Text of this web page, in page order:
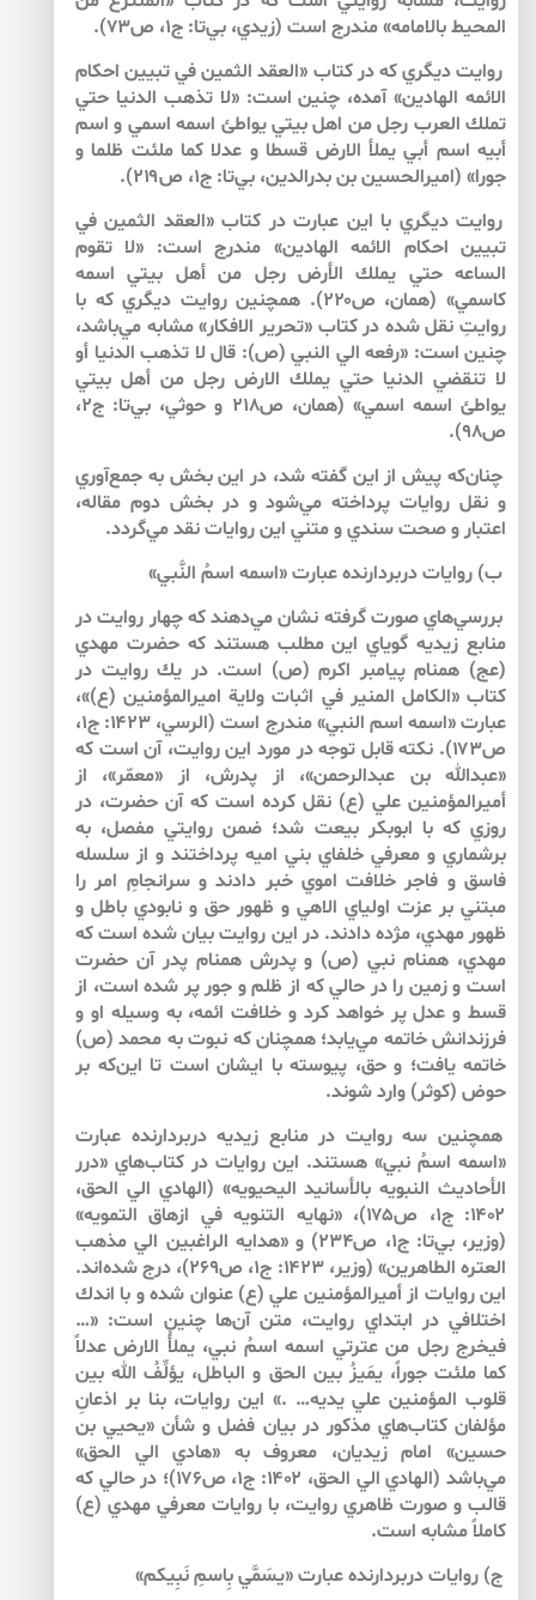
المحيط بالامامه» مندرج است (زيدي، بي‌تا: ج۱، ص۷۳).
روايت ديگري كه در كتاب «العقد الثمين في تبيين احكام
الائمه الهادين» آمده، چنين است: «لا تذهب الدنيا حتي
تملك العرب رجل من اهل بيتي يواطئ اسمه اسمي و اسم
أبيه اسم أبي يملأ الارض قسطا و عدلا كما ملئت ظلما و
جورا» (اميرالحسين بن بدرالدين، بي‌تا: ج۱، ص۲۱۹).
روايت ديگري با اين عبارت در كتاب «العقد الثمين في
تبيين احكام الائمه الهادين» مندرج است: «لا تقوم
الساعه حتي يملك الأرض رجل من أهل بيتي اسمه
كاسمي» (همان، ص۲۲۰). همچنين روايت ديگري كه با
روايتِ نقل شده در كتاب «تحرير الافكار» مشابه مي‌باشد،
چنين است: «رفعه الي النبي (ص): قال لا تذهب الدنيا أو
لا تنقضي الدنيا حتي يملك الارض رجل من أهل بيتي
يواطئ اسمه اسمي» (همان، ص۲۱۸ و حوثي، بي‌تا: ج۲،
ص۹۸).
چنان‌كه پيش از اين گفته شد، در اين بخش به جمع‌آوري
و نقل روايات پرداخته مي‌شود و در بخش دوم مقاله،
اعتبار و صحت سندي و متني اين روايات نقد مي‌گردد.
ب) روايات دربردارنده عبارت «اسمه اسمُ النَّبي»
بررسي‌هاي صورت گرفته نشان مي‌دهند كه چهار روايت در
منابع زيديه گوياي اين مطلب هستند كه حضرت مهدي
(عج) همنام پيامبر اكرم (ص) است. در يك روايت در
كتاب «الكامل المنير في اثبات ولاية اميرالمؤمنين (ع)»،
عبارت «اسمه اسم النبي» مندرج است (الرسي، ۱۴۲۳: ج۱،
ص۱۷۳). نكته قابل توجه در مورد اين روايت، آن است كه
«عبدالله بن عبدالرحمن»، از پدرش، از «معمّر»، از
أميرالمؤمنين علي (ع) نقل كرده است كه آن حضرت، در
روزي كه با ابوبكر بيعت شد؛ ضمن روايتي مفصل، به
برشماري و معرفي خلفاي بني اميه پرداختند و از سلسله‌
فاسق و فاجر خلافت اموي خبر دادند و سرانجامِ امر را
مبتني بر عزت اولياي الاهي و ظهور حق و نابودي باطل و
ظهور مهدي، مژده دادند. در اين روايت بيان شده است كه
مهدي‌، همنام نبي (ص) و پدرش همنام پدر آن حضرت
است و زمين را در حالي كه از ظلم و جور پر شده است، از
قسط و عدل پر خواهد كرد و خلافت ائمه، به وسيله‌ او و
فرزندانش خاتمه مي‌يابد؛ همچنان كه نبوت به محمد (ص)
خاتمه يافت؛ و حق، پيوسته با ايشان است تا اين‌كه بر
حوض (كوثر) وارد شوند.
همچنين سه روايت در منابع زيديه دربردارنده عبارت
«اسمه اسمُ نبي» هستند. اين روايات در كتاب‌هاي «درر
الأحاديث النبويه بالأسانيد اليحيويه» (الهادي الي الحق،
۱۴۰۲: ج۱، ص۱۷۵)، «نهايه التنويه في ازهاق التمويه»
(وزير، بي‌تا: ج۱، ص۲۳۴) و «هدايه الراغبين الي مذهب
العتره الطاهرين» (وزير، ۱۴۲۳: ج۱، ص۲۶۹)، درج شده‌اند.
اين روايات از أميرالمؤمنين علي (ع) عنوان شده و با اندك
اختلافي در ابتداي روايت، متن آن‌ها چنين است: «…
فيخرج رجل من عترتي اسمه اسمُ نبي، يملأُ الارض عدلاً
كما ملئت جوراً، يمَي‍زُ بين الحق و الباطل، يؤلِّفُ الله بين
قلوب المؤمنين علي يديه… .» اين روايات، بنا بر اذعانِ
مؤلفان كتاب‌هاي مذكور در بيان فضل و شأن «يحيي بن
حسين» امام زيديان، معروف به «هادي الي الحق»
مي‌باشد (الهادي الي الحق، ۱۴۰۲: ج۱، ص۱۷۶)؛ در حالي كه
قالب و صورت ظاهري روايت، با روايات معرفي مهدي (ع)
كاملاً مشابه است.
ج) روايات دربردارنده عبارت «يسَمَّي بِاسمِ نَبِيكم»